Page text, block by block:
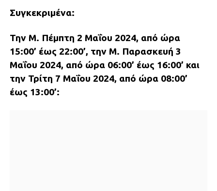
Συγκεκριμένα:
Την Μ. Πέμπτη 2 Μαΐου 2024, από ώρα
15:00’ έως 22:00’, την Μ. Παρασκευή 3
Μαΐου 2024, από ώρα 06:00’ έως 16:00’ και
την Τρίτη 7 Μαΐου 2024, από ώρα 08:00’
έως 13:00’: